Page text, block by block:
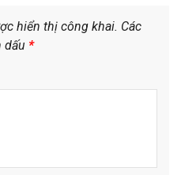
hiển thị công khai. Các
dấu *